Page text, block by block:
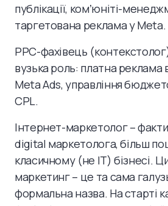
публікації, комʼюніті-
таргетована реклама у Meta.
PPC-фахівець
вузька роль: платна реклама
Meta Ads, управління
CPL.
Інтернет-маркетолог –
digital маркетолога, більш
класичному (не IT) бізнесі.
маркетинг – це та сама
формальна назва. На старті